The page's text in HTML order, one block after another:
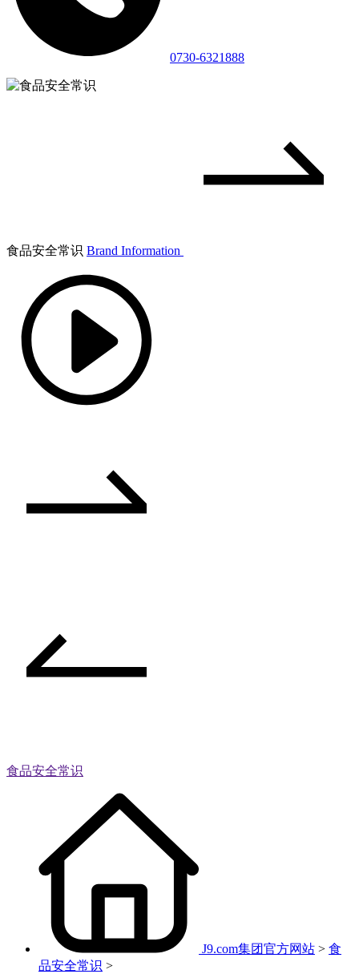
0730-6321888
食品安全常识 Brand Information
食品安全常识
J9.com集团官方网站 > 食
品安全常识 >